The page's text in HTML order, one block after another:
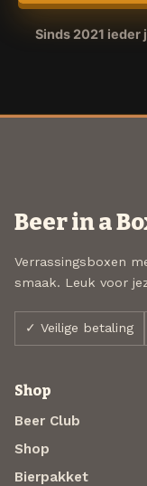
Sinds 2021
Beer in a
Verrassingsboxen
smaak. Leuk voor
✓ Veilige betaling
Shop
Beer Club
Shop
Bierpakket